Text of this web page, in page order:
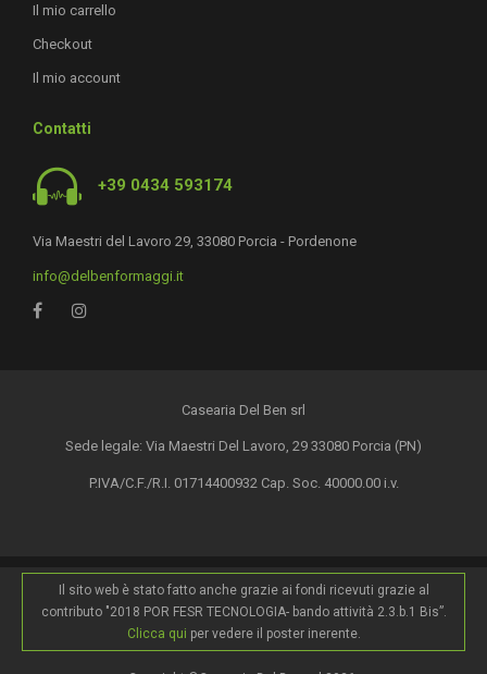
Il mio carrello
Checkout
Il mio account
Contatti
+39 0434 593174
Via Maestri del Lavoro 29, 33080 Porcia - Pordenone
info@delbenformaggi.it
Casearia Del Ben srl
Sede legale: Via Maestri Del Lavoro, 29 33080 Porcia (PN)
P.IVA/C.F./R.I. 01714400932 Cap. Soc. 40000.00 i.v.
Il sito web è stato fatto anche grazie ai fondi ricevuti grazie al
contributo "2018 POR FESR TECNOLOGIA- bando attività 2.3.b.1 Bis”.
Clicca qui per vedere il poster inerente.